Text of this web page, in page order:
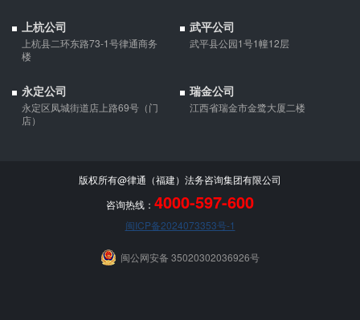
上杭公司
上杭县二环东路73-1号律通商务
楼
武平公司
武平县公园1号1幢12层
永定公司
永定区凤城街道店上路69号（门
店）
瑞金公司
江西省瑞金市金鹭大厦二楼
版权所有@律通（福建）法务咨询集团有限公司
咨询热线： 4000-597-600
闽ICP备2024073353号-1
闽公网安备 35020302036926号